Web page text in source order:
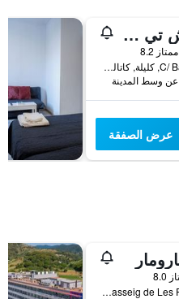
جي اتش تي بالمز، هوتيل، أبارتهوتيل آند سبلاش
ممتاز 8.2
C/ Balmes, 123, كليلة, كاتالونيا, أسبانيا
عرض الصفقة
Passeig de Les Roques, 32, كليلة, كاتالونيا, أسبانيا